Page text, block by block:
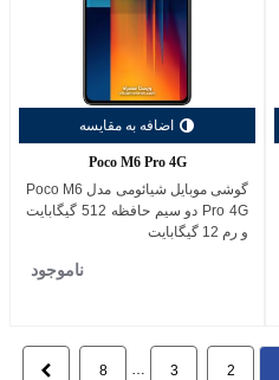
اضافه به مقایسه
Poco M6 Pro 4G
گوشی موبایل شیائومی مدل Poco M6
Pro 4G دو سیم حافظه 512 گیگابایت
و رم 12 گیگابایت
ناموجود
2
3
…
8